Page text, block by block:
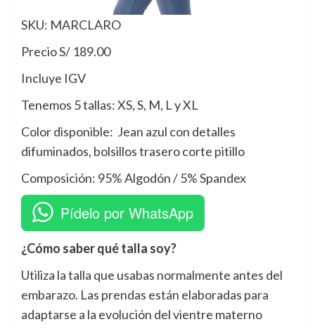
SKU: MARCLARO
Precio S/ 189.00
Incluye IGV
Tenemos 5 tallas: XS, S, M, L y XL
Color disponible: Jean azul con detalles
difuminados, bolsillos trasero corte pitillo
Composición: 95% Algodón / 5% Spandex
Pídelo por WhatsApp
¿Cómo saber qué talla soy?
Utiliza la talla que usabas normalmente antes del
embarazo. Las prendas están elaboradas para
adaptarse a la evolución del vientre materno